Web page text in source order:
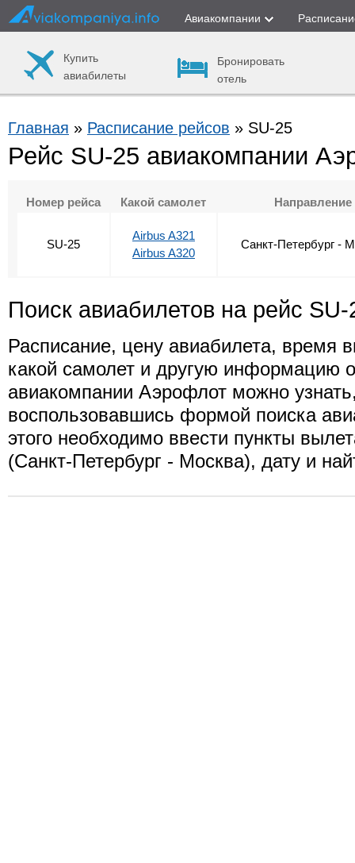
Авиакомпании
Купить
авиабилеты
Бронировать
отель
Главная » Расписание рейсов » SU-25
Рейс SU-25 авиакомпании
Номер рейса Какой самолет Направление
SU-25
Airbus A321
Airbus A320
Санкт-Петербург -
Поиск авиабилетов на рейс SU-
Расписание, цену авиабилета, время
какой самолет и другую информацию
авиакомпании Аэрофлот можно
воспользовавшись формой поиска
этого необходимо ввести пункты
(Санкт-Петербург - Москва), дату и